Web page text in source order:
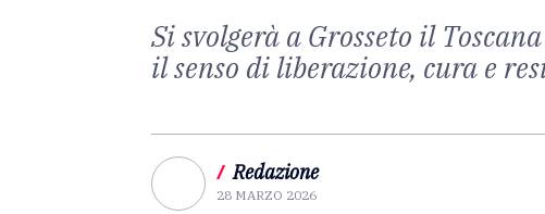
Si svolgerà a Grosseto il
il senso di liberazione, cura e
/ Redazione
28 MARZO 2026